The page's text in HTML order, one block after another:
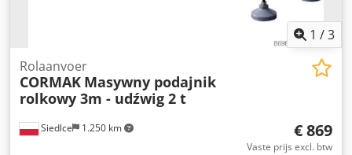
1 /3
Siedlce 1.250 km
Rolaanvoer
CORMAK Masywny podajnik
rolkowy 3m - udźwig 2 t
€ 869
Vaste prijs excl. btw